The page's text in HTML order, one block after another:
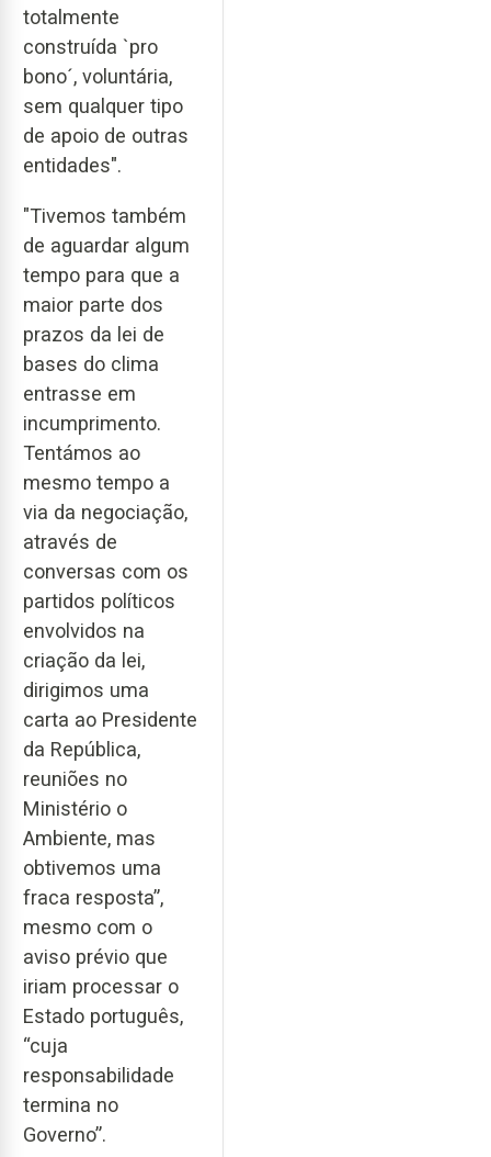
totalmente
construída `pro
bono´, voluntária,
sem qualquer tipo
de apoio de outras
entidades".
"Tivemos também
de aguardar algum
tempo para que a
maior parte dos
prazos da lei de
bases do clima
entrasse em
incumprimento.
Tentámos ao
mesmo tempo a
via da negociação,
através de
conversas com os
partidos políticos
envolvidos na
criação da lei,
dirigimos uma
carta ao Presidente
da República,
reuniões no
Ministério o
Ambiente, mas
obtivemos uma
fraca resposta”,
mesmo com o
aviso prévio que
iriam processar o
Estado português,
“cuja
responsabilidade
termina no
Governo”.